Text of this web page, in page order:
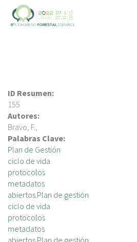
ID Resumen:
155
Autores:
Bravo, F.,
Palabras Clave:
Plan de Gestión
ciclo de vida
protocolos
metadatos
abiertos.Plan de gestión
ciclo de vida
protocolos
metadatos
abiertos.Plan de gestión